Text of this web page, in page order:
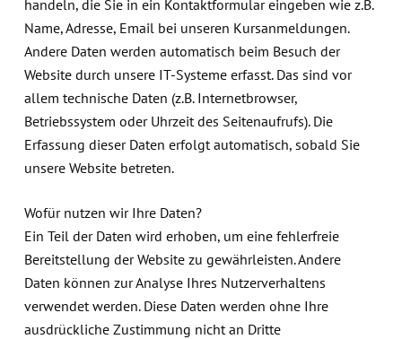
handeln, die Sie in ein Kontaktformular eingeben wie z.B.
Name, Adresse, Email bei unseren Kursanmeldungen.
Andere Daten werden automatisch beim Besuch der
Website durch unsere IT-Systeme erfasst. Das sind vor
allem technische Daten (z.B. Internetbrowser,
Betriebssystem oder Uhrzeit des Seitenaufrufs). Die
Erfassung dieser Daten erfolgt automatisch, sobald Sie
unsere Website betreten.
Wofür nutzen wir Ihre Daten?
Ein Teil der Daten wird erhoben, um eine fehlerfreie
Bereitstellung der Website zu gewährleisten. Andere
Daten können zur Analyse Ihres Nutzerverhaltens
verwendet werden. Diese Daten werden ohne Ihre
ausdrückliche Zustimmung nicht an Dritte